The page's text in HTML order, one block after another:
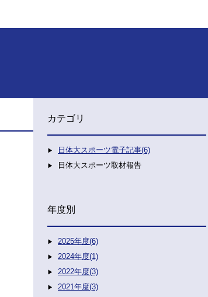
カテゴリ
日体大スポーツ電子記事(6)
日体大スポーツ取材報告
年度別
2025年度(6)
2024年度(1)
2022年度(3)
2021年度(3)